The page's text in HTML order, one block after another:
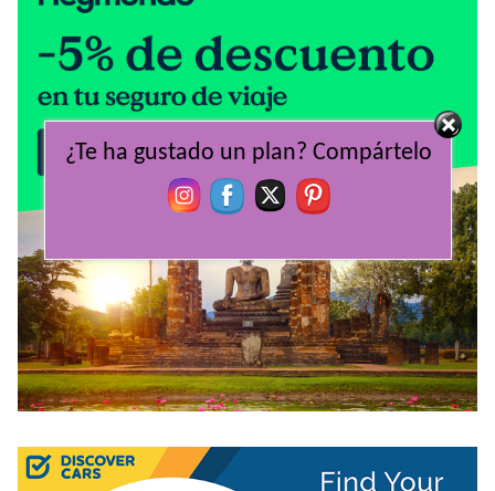
¿Te ha gustado un plan? Compártelo